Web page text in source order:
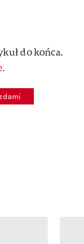
do końca.